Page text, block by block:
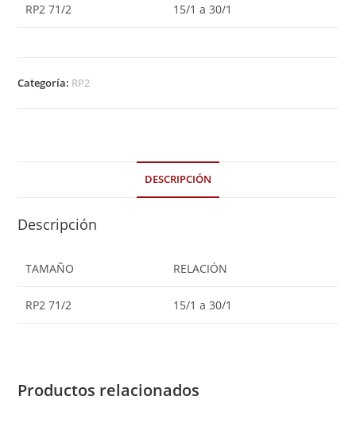
RP2 71/2 15/1 a 30/1
Categoría: RP2
DESCRIPCIÓN
Descripción
TAMAÑO RELACIÓN
RP2 71/2 15/1 a 30/1
Productos relacionados